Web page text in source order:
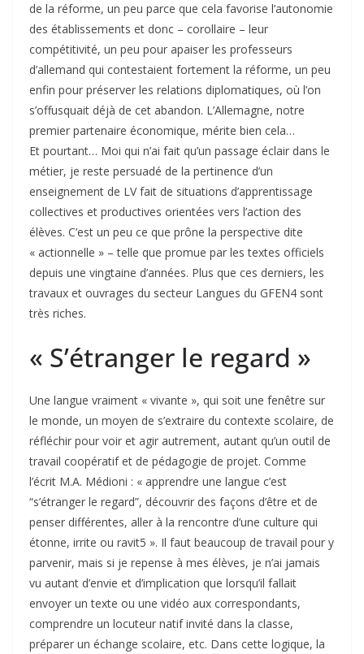
de la réforme, un peu parce que cela favorise l’autonomie
des établissements et donc – corollaire – leur
compétitivité, un peu pour apaiser les professeurs
d’allemand qui contestaient fortement la réforme, un peu
enfin pour préserver les relations diplomatiques, où l’on
s’offusquait déjà de cet abandon. L’Allemagne, notre
premier partenaire économique, mérite bien cela…
Et pourtant… Moi qui n’ai fait qu’un passage éclair dans le
métier, je reste persuadé de la pertinence d’un
enseignement de LV fait de situations d’apprentissage
collectives et productives orientées vers l’action des
élèves. C’est un peu ce que prône la perspective dite
« actionnelle » – telle que promue par les textes officiels
depuis une vingtaine d’années. Plus que ces derniers, les
travaux et ouvrages du secteur Langues du GFEN4 sont
très riches.
« S’étranger le regard »
Une langue vraiment « vivante », qui soit une fenêtre sur
le monde, un moyen de s’extraire du contexte scolaire, de
réfléchir pour voir et agir autrement, autant qu’un outil de
travail coopératif et de pédagogie de projet. Comme
l’écrit M.A. Médioni : « apprendre une langue c’est
“s’étranger le regard”, découvrir des façons d’être et de
penser différentes, aller à la rencontre d’une culture qui
étonne, irrite ou ravit5 ». Il faut beaucoup de travail pour y
parvenir, mais si je repense à mes élèves, je n’ai jamais
vu autant d’envie et d’implication que lorsqu’il fallait
envoyer un texte ou une vidéo aux correspondants,
comprendre un locuteur natif invité dans la classe,
préparer un échange scolaire, etc. Dans cette logique, la